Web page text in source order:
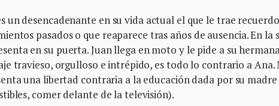
un desencadenante en su vida actual el que le trae
pasados o que reaparece tras años de ausencia. En la
en su puerta. Juan llega en moto y le pide a su
travieso, orgulloso e intrépido, es todo lo contrario a Ana.
una libertad contraria a la educación dada por su
comer delante de la televisión).